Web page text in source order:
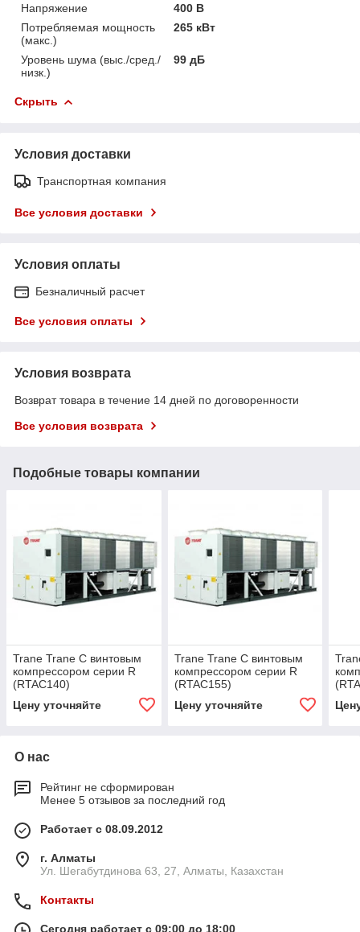
Напряжение
400 В
Потребляемая мощность
(макс.)
265 кВт
Уровень шума (выс./сред./
низк.)
99 дБ
Скрыть
Условия доставки
Транспортная компания
Все условия доставки
Условия оплаты
Безналичный расчет
Все условия оплаты
Условия возврата
Возврат товара в течение 14 дней по договоренности
Все условия возврата
Подобные товары компании
Trane Trane C винтовым
компрессором серии R
(RTAC140)
Цену уточняйте
Trane Trane C винтовым
компрессором серии R
(RTAC155)
Цену уточняйте
О нас
Рейтинг не сформирован
Менее 5 отзывов за последний год
Работает с 08.09.2012
г. Алматы
Ул. Шегабутдинова 63, 27, Алматы, Казахстан
Контакты
Сегодня работает с 09:00 до 18:00